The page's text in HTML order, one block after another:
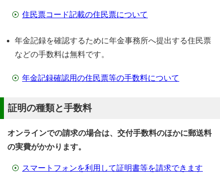
住民票コード記載の住民票について
年金記録を確認するために年金事務所へ提出する住民票
などの手数料は無料です。
年金記録確認用の住民票等の手数料について
証明の種類と手数料
オンラインでの請求の場合は、交付手数料のほかに郵送料
の実費がかかります。
スマートフォンを利用して証明書等を請求できます